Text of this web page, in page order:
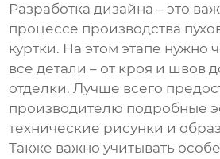
Разработка дизайна – это
процессе производства
куртки. На этом этапе нужно
все детали – от кроя и швов
отделки. Лучше всего
производителю подробные
технические рисунки и
Также важно учитывать